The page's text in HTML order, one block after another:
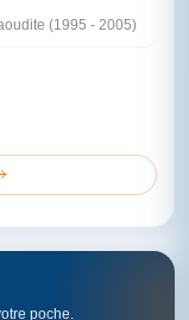
(1995 - 2005)
poche.